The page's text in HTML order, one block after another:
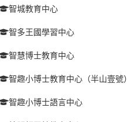
智城教育中心
智多王國學習中心
智慧博士教育中心
智趣小博士教育中心（半山壹號）
智趣小博士語言中心